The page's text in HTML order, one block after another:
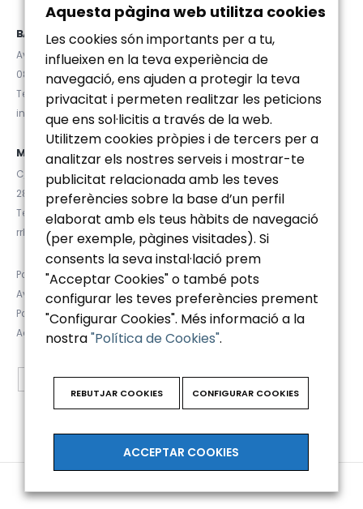
BARCELONA
Avda. Diagonal 467, Pral. 2ª
08036 (Barcelona)
Tel. (+34) 93 467 84 67
info@euromanager.es
MADRID
C/ Velázquez 92, 4ºD
28006 (Madrid)
Tel. (+34) 91 781 92 20
rrhh@euromanager.es
Política de privacidad
Aviso Legal
Política de Cookies
Accesibilidad
Aquesta pàgina web utilitza cookies
Les cookies són importants per a tu,
influeixen en la teva experiència de
navegació, ens ajuden a protegir la teva
privacitat i permeten realitzar les peticions
que ens sol·licitis a través de la web.
Utilitzem cookies pròpies i de tercers per a
analitzar els nostres serveis i mostrar-te
publicitat relacionada amb les teves
preferències sobre la base d’un perfil
elaborat amb els teus hàbits de navegació
(per exemple, pàgines visitades). Si
consents la seva instal·lació prem
"Acceptar Cookies" o també pots
configurar les teves preferències prement
"Configurar Cookies". Més informació a la
nostra"Política de Cookies".
REBUTJAR COOKIES CONFIGURAR COOKIES
ACCEPTAR COOKIES